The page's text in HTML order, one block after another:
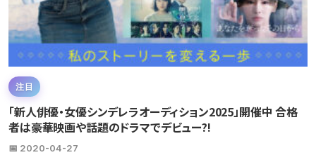
注目
「新人俳優・女優シンデレラオーディション2025」開催中 合格
者は豪華映画や話題のドラマでデビュー?!
📅 2020-04-27